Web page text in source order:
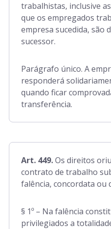
trabalhistas, inclusive
que os empregados
empresa sucedida, são
sucessor.
Parágrafo único. A
responderá
quando ficar
transferência.
Art. 449.Os direitos
contrato de trabalho
falência, concordata ou
§ 1º – Na falência
privilegiados a